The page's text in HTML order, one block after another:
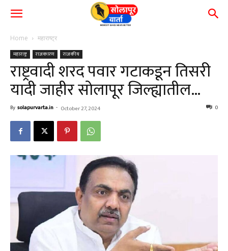
Home महाराष्ट्र
महाराष्ट्र राजकारण राजकीय
राष्ट्रवादी शरद पवार गटाकडून तिसरी
यादी जाहीर सोलापूर जिल्ह्यातील…
By solapurvarta.in - October 27, 2024 0